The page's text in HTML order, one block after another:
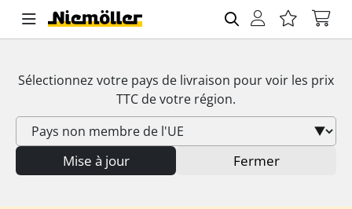
Sélectionnez votre pays de livraison pour voir les prix
TTC de votre région.
Mise à jour Fermer